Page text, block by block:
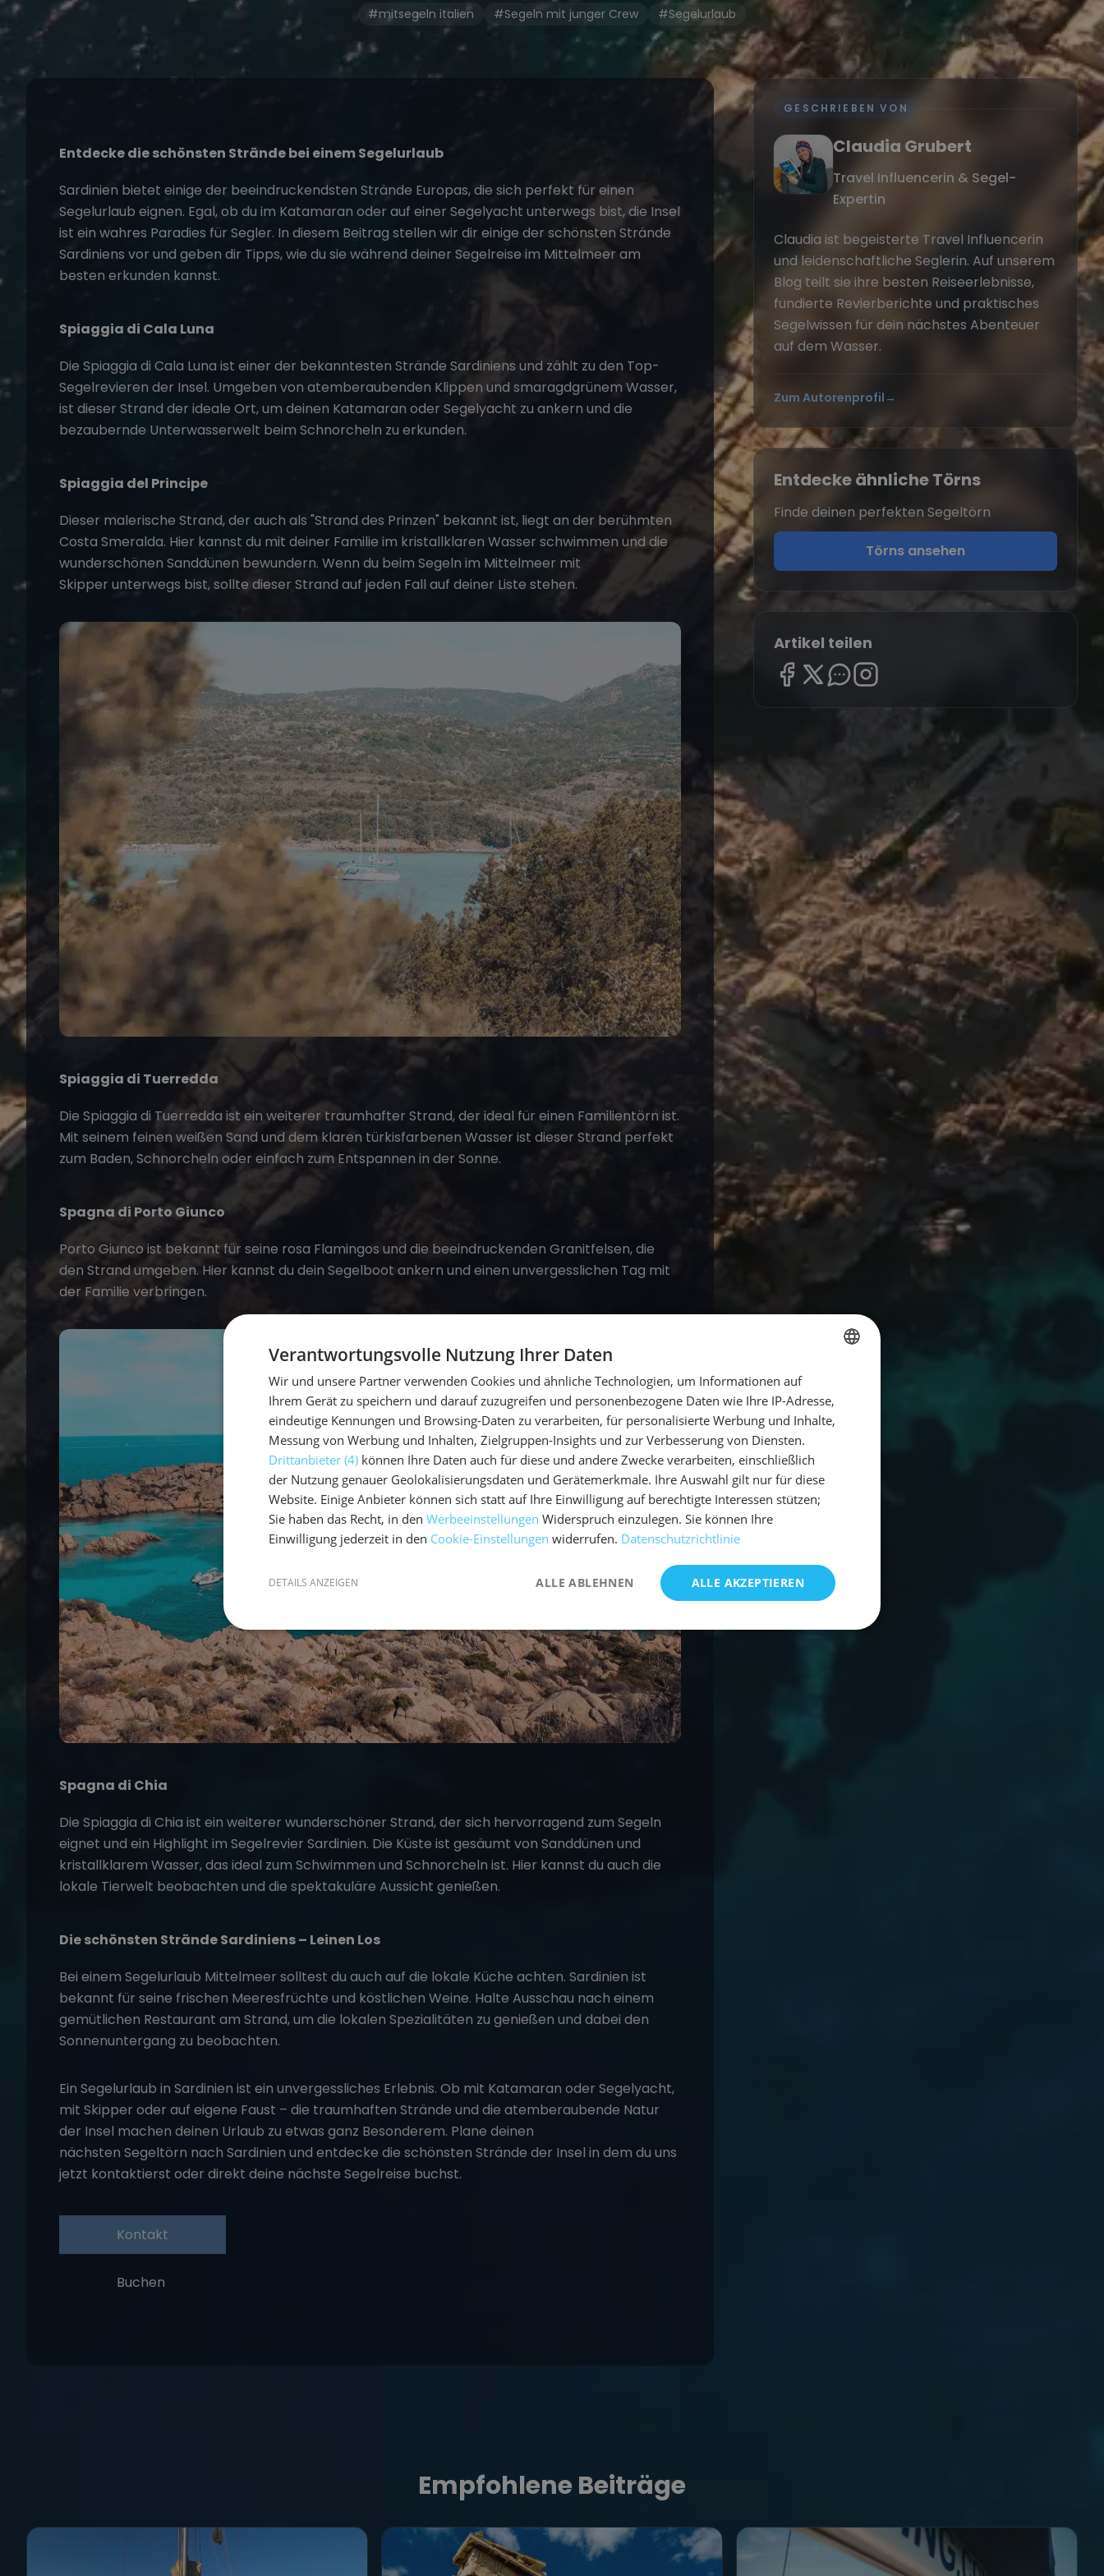
#mitsegeln italien #Segeln mit junger Crew #Segelurlaub
Entdecke die schönsten Strände bei einemSegelurlaub
Sardinien bietet einige der beeindruckendsten Strände Europas, die sich perfekt für einen
Segelurlaub eignen. Egal, ob du im Katamaran oder auf einer Segelyacht unterwegs bist, die Insel
ist ein wahres Paradies für Segler. In diesem Beitrag stellen wir dir einige der schönsten Strände
Sardiniens vor und geben dir Tipps, wie du sie während deiner Segelreise im Mittelmeer am
besten erkunden kannst.
Spiaggia di Cala Luna
Die Spiaggia di Cala Luna ist einer der bekanntesten Strände Sardiniens und zählt zu den Top-
Segelrevieren der Insel. Umgeben von atemberaubenden Klippen und smaragdgrünem Wasser,
ist dieser Strand der ideale Ort, um deinen Katamaran oder Segelyacht zu ankern und die
bezaubernde Unterwasserwelt beim Schnorcheln zu erkunden.
Spiaggia del Principe
Dieser malerische Strand, der auch als "Strand des Prinzen" bekannt ist, liegt an der berühmten
Costa Smeralda. Hier kannst du mit deiner Familie im kristallklaren Wasser schwimmen und die
wunderschönen Sanddünen bewundern. Wenn du beim Segeln im Mittelmeer mit
Skipper unterwegs bist, sollte dieser Strand auf jeden Fall auf deiner Liste stehen.
Spiaggia di Tuerredda
Die Spiaggia di Tuerredda ist ein weiterer traumhafter Strand, der ideal für einen Familientörn ist.
Mit seinem feinen weißen Sand und dem klaren türkisfarbenen Wasser ist dieser Strand perfekt
zum Baden, Schnorcheln oder einfach zum Entspannen in der Sonne.
Spagna di Porto Giunco
Porto Giunco ist bekannt für seine rosa Flamingos und die beeindruckenden Granitfelsen, die
den Strand umgeben. Hier kannst du dein Segelboot ankern und einen unvergesslichen Tag mit
der Familie verbringen.
Spagna di Chia
Die Spiaggia di Chia ist ein weiterer wunderschöner Strand, der sich hervorragend zum Segeln
eignet und ein Highlight im Segelrevier Sardinien. Die Küste ist gesäumt von Sanddünen und
kristallklarem Wasser, das ideal zum Schwimmen und Schnorcheln ist. Hier kannst du auch die
lokale Tierwelt beobachten und die spektakuläre Aussicht genießen.
Die schönsten Strände Sardiniens – Leinen Los
Bei einem Segelurlaub Mittelmeer solltest du auch auf die lokale Küche achten. Sardinien ist
bekannt für seine frischen Meeresfrüchte und köstlichen Weine. Halte Ausschau nach einem
gemütlichen Restaurant am Strand, um die lokalen Spezialitäten zu genießen und dabei den
Sonnenuntergang zu beobachten.
Ein Segelurlaub in Sardinien ist ein unvergessliches Erlebnis. Ob mit Katamaran oder Segelyacht,
mit Skipper oder auf eigene Faust – die traumhaften Strände und die atemberaubende Natur
der Insel machen deinen Urlaub zu etwas ganz Besonderem. Plane deinen
nächsten Segeltörn nach Sardinien und entdecke die schönsten Strände der Insel in dem du uns
jetzt kontaktierst oder direkt deine nächste Segelreise buchst.
Kontakt
Buchen
GESCHRIEBEN VON
Claudia Grubert
Travel Influencerin & Segel-
Expertin
Claudia ist begeisterte Travel Influencerin
und leidenschaftliche Seglerin. Auf unserem
Blog teilt sie ihre besten Reiseerlebnisse,
fundierte Revierberichte und praktisches
Segelwissen für dein nächstes Abenteuer
auf dem Wasser.
Zum Autorenprofil →
Entdecke ähnliche Törns
Finde deinen perfekten Segeltörn
Törns ansehen
Artikel teilen
Empfohlene Beiträge
GERMAN
Verantwortungsvolle Nutzung Ihrer Daten
Wir und unsere Partner verwenden Cookies und ähnliche Technologien, um Informationen auf
Ihrem Gerät zu speichern und darauf zuzugreifen und personenbezogene Daten wie Ihre IP-Adresse,
eindeutige Kennungen und Browsing-Daten zu verarbeiten, für personalisierte Werbung und Inhalte,
Messung von Werbung und Inhalten, Zielgruppen-Insights und zur Verbesserung von Diensten.
Drittanbieter (4) können Ihre Daten auch für diese und andere Zwecke verarbeiten, einschließlich
der Nutzung genauer Geolokalisierungsdaten und Gerätemerkmale. Ihre Auswahl gilt nur für diese
Website. Einige Anbieter können sich statt auf Ihre Einwilligung auf berechtigte Interessen stützen;
Sie haben das Recht, in den Werbeeinstellungen Widerspruch einzulegen. Sie können Ihre
Einwilligung jederzeit in den Cookie-Einstellungen widerrufen. Datenschutzrichtlinie
ALLE AKZEPTIEREN
ALLE ABLEHNEN
DETAILS ANZEIGEN